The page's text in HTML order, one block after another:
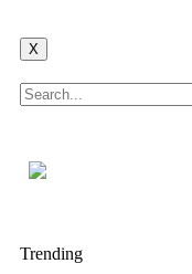
X
Trending